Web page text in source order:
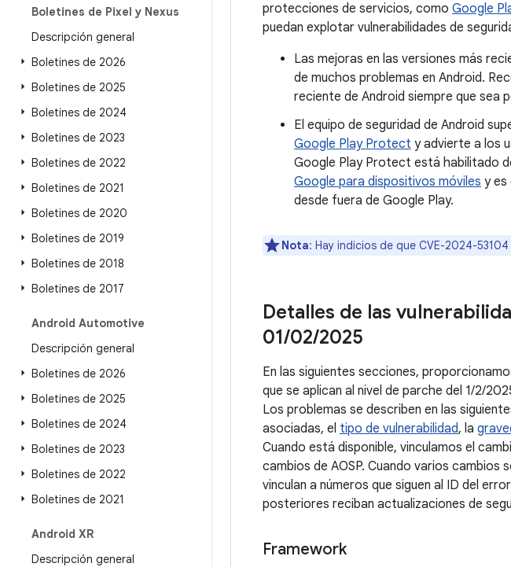
Boletines de Pixel y Nexus
Descripción general
Boletines de 2026
Boletines de 2025
Boletines de 2024
Boletines de 2023
Boletines de 2022
Boletines de 2021
Boletines de 2020
Boletines de 2019
Boletines de 2018
Boletines de 2017
Android Automotive
Descripción general
Boletines de 2026
Boletines de 2025
Boletines de 2024
Boletines de 2023
Boletines de 2022
Boletines de 2021
Android XR
Descripción general
protecciones de servicios, como Google
puedan explotar vulnerabilidades de
Las mejoras en las versiones más
de muchos problemas en Android.
reciente de Android siempre que sea
El equipo de seguridad de Android
Google Play Protect y advierte a los
Google Play Protect está habilitado
Google para dispositivos móviles y es
desde fuera de Google Play.
Nota: Hay indicios de que CVE-2024-
Detalles de las
01/02/2025
En las siguientes secciones,
que se aplican al nivel de parche del 1/2/
Los problemas se describen en las
asociadas, el tipo de vulnerabilidad, la
Cuando está disponible, vinculamos el
cambios de AOSP. Cuando varios cambios
vinculan a números que siguen al ID del
posteriores reciban actualizaciones de
Framework